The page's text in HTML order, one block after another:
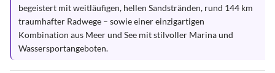
begeistert mit weitläufigen, hellen Sandstränden, rund 144 km
traumhafter Radwege – sowie einer einzigartigen
Kombination aus Meer und See mit stilvoller Marina und
Wassersportangeboten.